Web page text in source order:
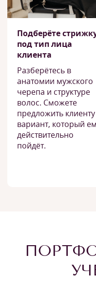
Подберёте
под тип лица
клиента
Разберётесь в
анатомии мужского
черепа и структуре
волос. Сможете
предложить клиенту
вариант, который
действительно
пойдёт.